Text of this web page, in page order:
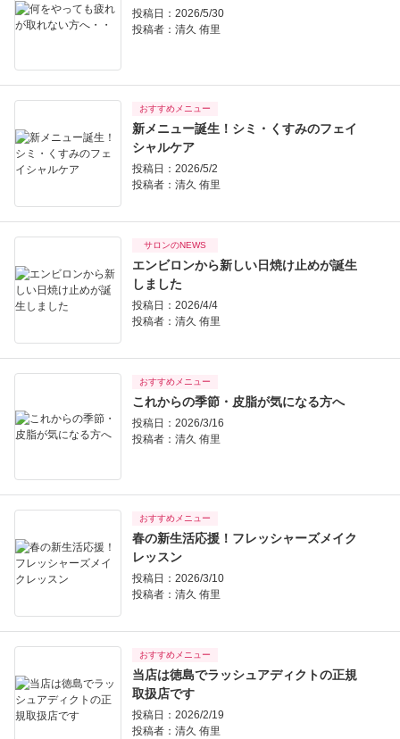
投稿日：2026/5/30
投稿者： 清久 侑里
おすすめメニュー
新メニュー誕生！シミ・くすみのフェイ
シャルケア
投稿日：2026/5/2
投稿者： 清久 侑里
サロンのNEWS
エンビロンから新しい日焼け止めが誕生
しました
投稿日：2026/4/4
投稿者： 清久 侑里
おすすめメニュー
これからの季節・皮脂が気になる方へ
投稿日：2026/3/16
投稿者： 清久 侑里
おすすめメニュー
春の新生活応援！フレッシャーズメイク
レッスン
投稿日：2026/3/10
投稿者： 清久 侑里
おすすめメニュー
当店は徳島でラッシュアディクトの正規
取扱店です
投稿日：2026/2/19
投稿者： 清久 侑里